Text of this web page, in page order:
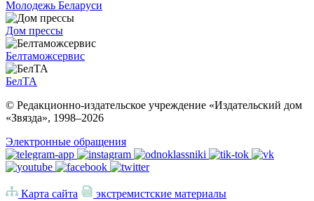
Молодежь Беларуси
Дом прессы
Белтаможсервис
БелТА
© Редакционно-издательское учреждение «Издательский дом
«Звязда», 1998–2026
Электронные обращения
Карта сайта экстремистские материалы